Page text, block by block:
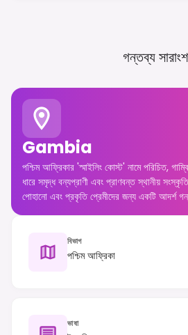
গন্তব্য সারাংশ
Gambia
পশ্চিম আফ্রিকার 'স্মাইলিং কোস্ট' নামে পরিচিত,
ধারে সমৃদ্ধ বন্যপ্রাণী এবং প্রাণবন্ত স্থানীয়
পোহানো এবং প্রকৃতি প্রেমীদের জন্য একটি আদর্শ
বিভাগ
পশ্চিম আফ্রিকা
ভাষা